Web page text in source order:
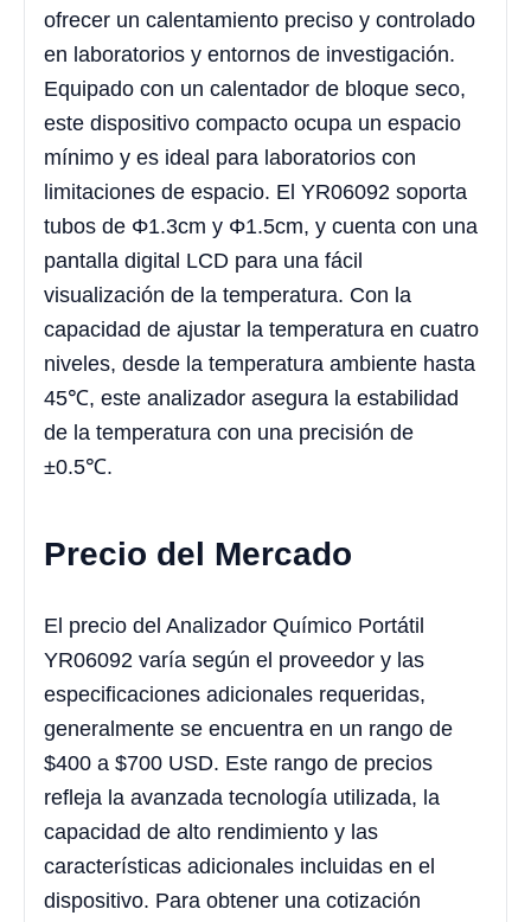
ofrecer un calentamiento preciso y controlado
en laboratorios y entornos de investigación.
Equipado con un calentador de bloque seco,
este dispositivo compacto ocupa un espacio
mínimo y es ideal para laboratorios con
limitaciones de espacio. El YR06092 soporta
tubos de Φ1.3cm y Φ1.5cm, y cuenta con una
pantalla digital LCD para una fácil
visualización de la temperatura. Con la
capacidad de ajustar la temperatura en cuatro
niveles, desde la temperatura ambiente hasta
45℃, este analizador asegura la estabilidad
de la temperatura con una precisión de
±0.5℃.
Precio del Mercado
El precio del Analizador Químico Portátil
YR06092 varía según el proveedor y las
especificaciones adicionales requeridas,
generalmente se encuentra en un rango de
$400 a $700 USD. Este rango de precios
refleja la avanzada tecnología utilizada, la
capacidad de alto rendimiento y las
características adicionales incluidas en el
dispositivo. Para obtener una cotización